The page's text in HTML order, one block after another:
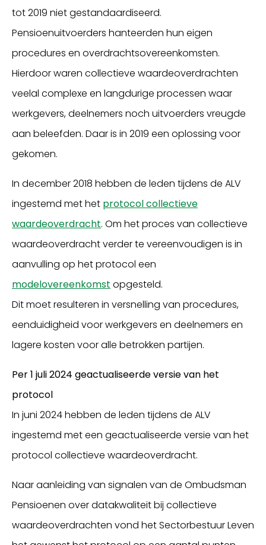
tot 2019 niet gestandaardiseerd.
Pensioenuitvoerders hanteerden hun eigen
procedures en overdrachtsovereenkomsten.
Hierdoor waren collectieve waardeoverdrachten
veelal complexe en langdurige processen waar
werkgevers, deelnemers noch uitvoerders vreugde
aan beleefden. Daar is in 2019 een oplossing voor
gekomen.
In december 2018 hebben de leden tijdens de ALV
ingestemd met het protocol collectieve
waardeoverdracht. Om het proces van collectieve
waardeoverdracht verder te vereenvoudigen is in
aanvulling op het protocol een
modelovereenkomst opgesteld.
Dit moet resulteren in versnelling van procedures,
eenduidigheid voor werkgevers en deelnemers en
lagere kosten voor alle betrokken partijen.
Per 1 juli 2024 geactualiseerde versie van het
protocol
In juni 2024 hebben de leden tijdens de ALV
ingestemd met een geactualiseerde versie van het
protocol collectieve waardeoverdracht.
Naar aanleiding van signalen van de Ombudsman
Pensioenen over datakwaliteit bij collectieve
waardeoverdrachten vond het Sectorbestuur Leven